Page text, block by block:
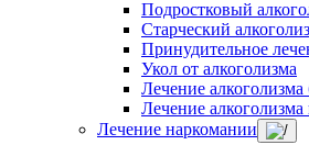
Подростковый
Старческий
Принудительное
Укол от алкоголизма
Лечение алкоголизма
Лечение
Лечение наркомании